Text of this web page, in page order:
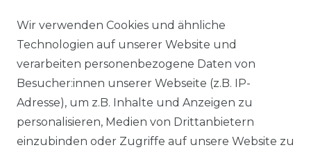
BEZAHLUNG
KLIMA- UND UMWELTSCHUTZ
LEXIKON
Wir verwenden Cookies und ähnliche
Technologien auf unserer Website und
verarbeiten personenbezogene Daten von
Besucher:innen unserer Webseite (z.B. IP-
Adresse), um z.B. Inhalte und Anzeigen zu
personalisieren, Medien von Drittanbietern
einzubinden oder Zugriffe auf unsere Website zu